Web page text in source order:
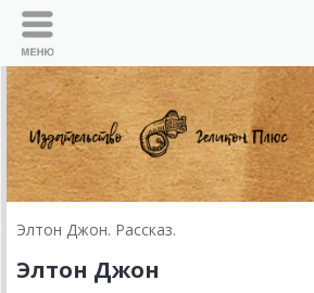
Элтон Джон. Рассказ.
Элтон Джон